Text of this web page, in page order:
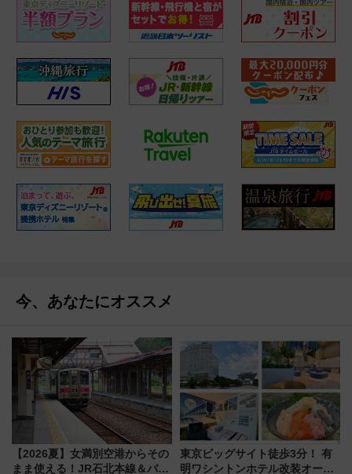
今、あなたにオススメ
【2026夏】女満別空港からその
まま使える！JR石北本線＆バス
東京ビッグサイト徒歩3分！ 有
明ワシントンホテル改装オープ